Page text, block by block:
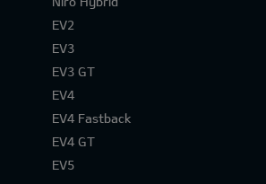
EV2
EV3
EV3 GT
EV4
EV4 Fastback
EV4 GT
EV5